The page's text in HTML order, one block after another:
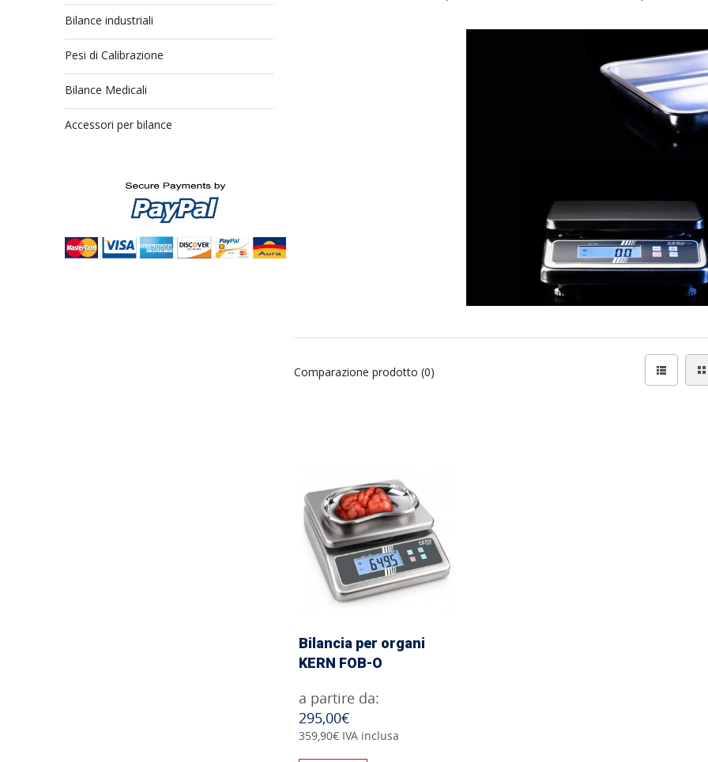
Bilance industriali
Pesi di Calibrazione
Bilance Medicali
Accessori per bilance
Comparazione prodotto (0)
Bilancia per organi
KERN FOB-O
a partire da:
295,00€
359,90€ IVA inclusa